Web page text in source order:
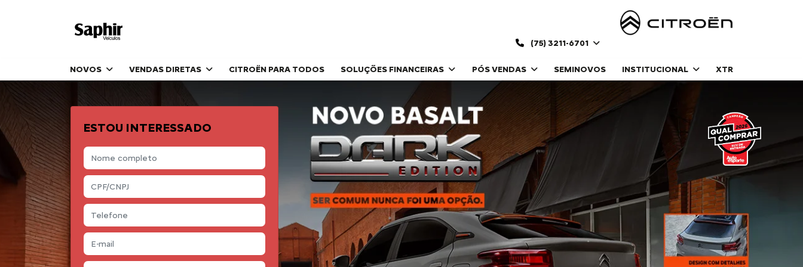
(75) 3211-6701
NOVOS VENDAS DIRETAS CITROËN PARA TODOS SOLUÇÕES FINANCEIRAS PÓS VENDAS SEMINOVOS INSTITUCIONAL XTR
ESTOU INTERESSADO